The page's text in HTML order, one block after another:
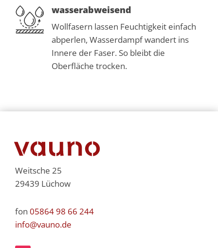
wasserabweisend
Wollfasern lassen Feuchtigkeit einfach
abperlen, Wasserdampf wandert ins
Innere der Faser. So bleibt die
Oberfläche trocken.
Weitsche 25
29439 Lüchow
fon05864 98 66 244
info@vauno.de